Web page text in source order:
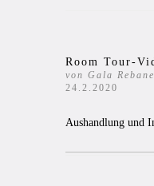
Room Tour-
von Gala Rebane
24.2.2020
Aushandlung und